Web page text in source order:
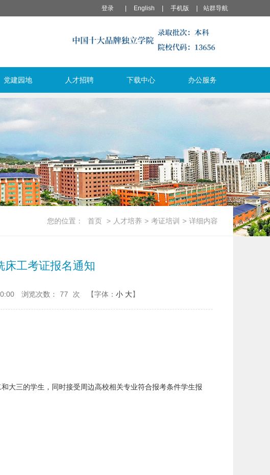
登录 English 手机版 站群导航
党建园地 人才招聘 下载中心 办公服务
您的位置： 首页 > 人才培养 > 考证培训 > 详细内容
床工考证报名通知
浏览次数： 77 次 【字体： 小 大】
大三的学生，同时接受周边高校相关专业符合报考条件学生报